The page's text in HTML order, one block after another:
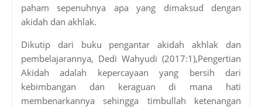
paham sepenuhnya apa yang dimaksud dengan
akidah dan akhlak.
Dikutip dari buku pengantar akidah akhlak dan
pembelajarannya, Dedi Wahyudi (2017:1),Pengertian
Akidah adalah kepercayaan yang bersih dari
kebimbangan dan keraguan di mana hati
membenarkannya sehingga timbullah ketenangan